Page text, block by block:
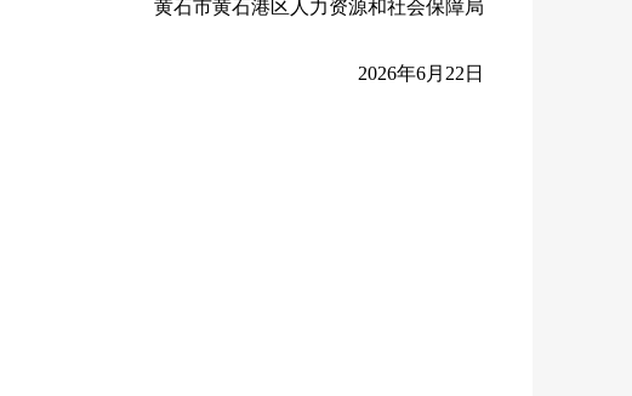
黄石市黄石港区人力资源和社会保障局
2026年6月22日